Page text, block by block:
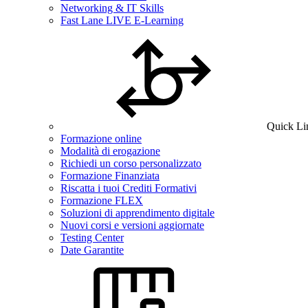
Networking & IT Skills
Fast Lane LIVE E-Learning
Quick
Formazione online
Modalità di erogazione
Richiedi un corso personalizzato
Formazione Finanziata
Riscatta i tuoi Crediti Formativi
Formazione FLEX
Soluzioni di apprendimento digitale
Nuovi corsi e versioni aggiornate
Testing Center
Date Garantite